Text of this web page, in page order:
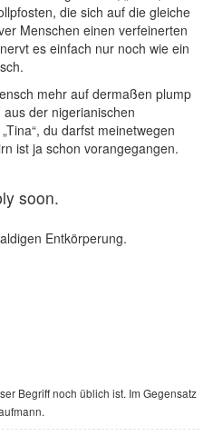
die sich auf die gleiche
Menschen einen verfeinerten
es einfach nur noch wie ein
mehr auf dermaßen plump
der nigerianischen
du darfst meinetwegen
ist ja schon vorangegangen.
soon.
Entkörperung.
Begriff noch üblich ist. Im Gegensatz